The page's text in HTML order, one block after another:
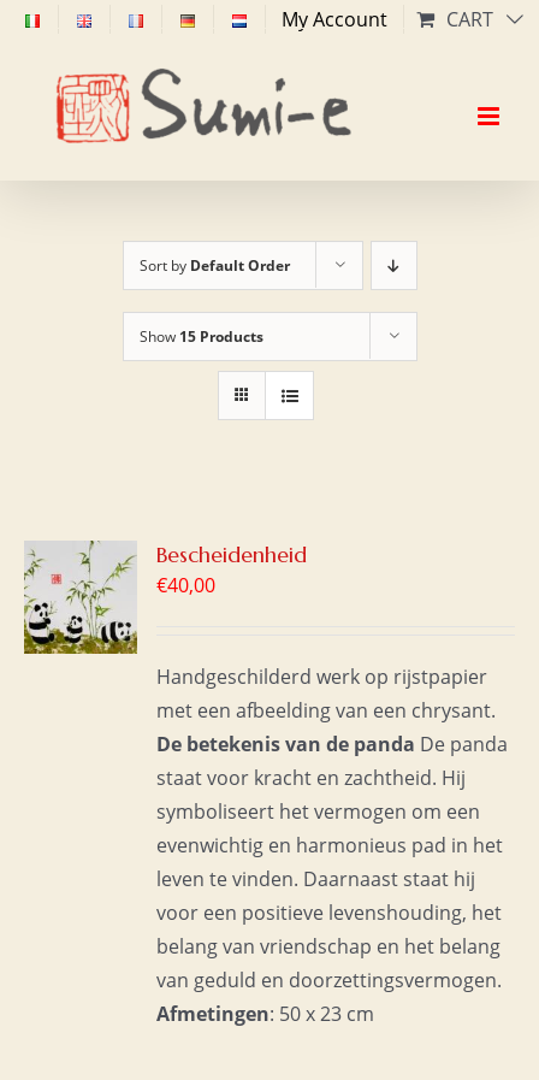
Skip
content
My Account CART
Sort by Default Order
Show 15 Products
Bescheidenheid
€40,00
Handgeschilderd werk op rijstpapier
met een afbeelding van een chrysant.
De betekenis van de panda De panda
staat voor kracht en zachtheid. Hij
symboliseert het vermogen om een
evenwichtig en harmonieus pad in het
leven te vinden. Daarnaast staat hij
voor een positieve levenshouding, het
belang van vriendschap en het belang
van geduld en doorzettingsvermogen.
Afmetingen: 50 x 23 cm